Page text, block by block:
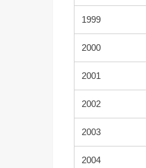
1999
2000
2001
2002
2003
2004